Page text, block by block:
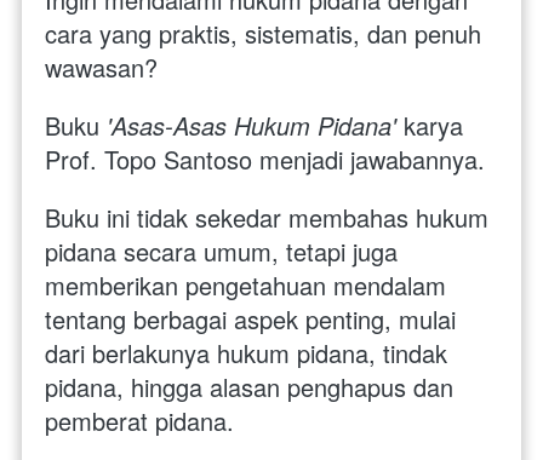
cara yang praktis, sistematis, dan penuh
wawasan?
Buku 'Asas-Asas Hukum Pidana' karya
Prof. Topo Santoso menjadi jawabannya.
Buku ini tidak sekedar membahas hukum
pidana secara umum, tetapi juga
memberikan pengetahuan mendalam
tentang berbagai aspek penting, mulai
dari berlakunya hukum pidana, tindak
pidana, hingga alasan penghapus dan
pemberat pidana.